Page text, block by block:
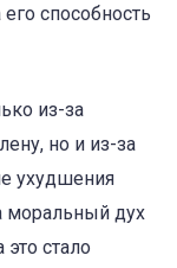
способность
из-за
но и из-за
ухудшения
моральный дух
стало